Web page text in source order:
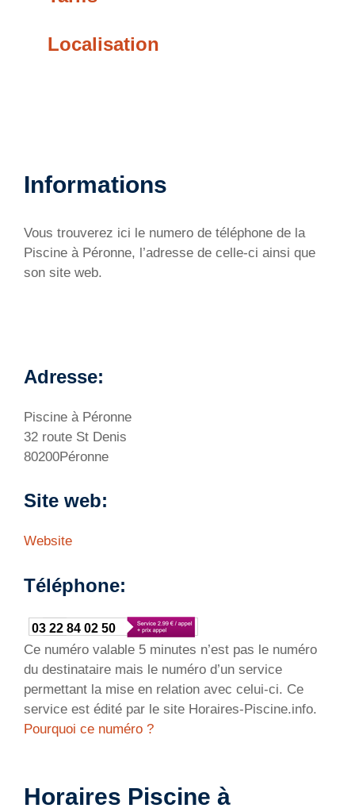
Localisation
Informations
Vous trouverez ici le numero de téléphone de la
Piscine à Péronne, l’adresse de celle-ci ainsi que
son site web.
Adresse:
Piscine à Péronne
32 route St Denis
80200Péronne
Site web:
Website
Téléphone:
03 22 84 02 50
Ce numéro valable 5 minutes n’est pas le numéro
du destinataire mais le numéro d’un service
permettant la mise en relation avec celui-ci. Ce
service est édité par le site Horaires-Piscine.info.
Pourquoi ce numéro ?
Horaires Piscine à